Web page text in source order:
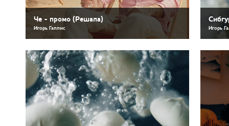
Че - промо (Решала)
Игорь Галлис Игорь